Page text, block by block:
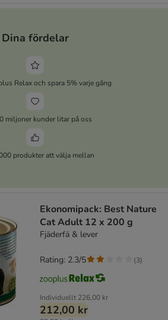
Dina fördelar
Relax och spara 5% varje gång
miljoner kunder litar på oss
produkter att välja mellan
Ekonomipack: Best Nature
Cat Adult 12 x 200 g
Fjäderfä & lever
Individuellt 226,00 kr
212,00 kr
Rating: 2.3/5 (3)